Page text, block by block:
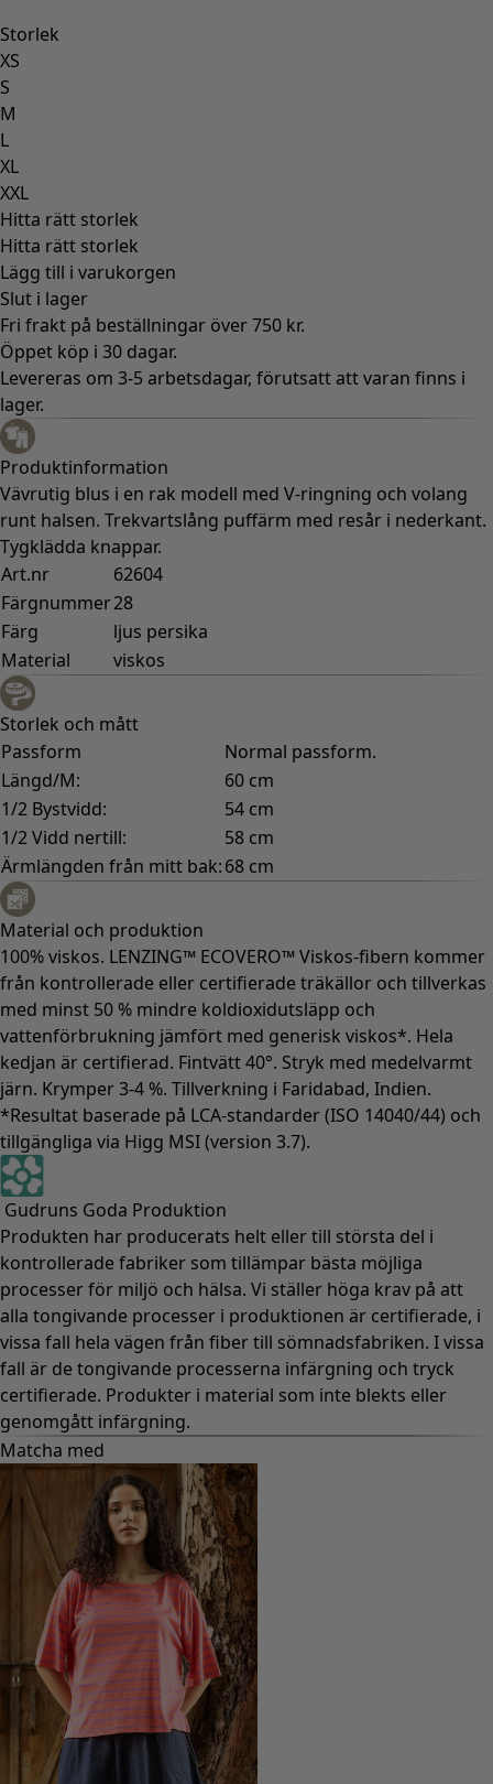
Storlek
XS
S
M
L
XL
XXL
Hitta rätt storlek
Hitta rätt storlek
Lägg till i varukorgen
Slut i lager
Fri frakt på beställningar över 750 kr.
Öppet köp i 30 dagar.
Levereras om 3-5 arbetsdagar, förutsatt att varan finns i
lager.
Produktinformation
Vävrutig blus i en rak modell med V-ringning och volang
runt halsen. Trekvartslång puffärm med resår i nederkant.
Tygklädda knappar.
Art.nr
62604
Färgnummer28
Färg
ljus persika
Material
viskos
Storlek och mått
Passform
Normal passform.
Längd/M:
60 cm
1/2 Bystvidd:
54 cm
1/2 Vidd nertill:
58 cm
Ärmlängden från mitt bak:68 cm
Material och produktion
100% viskos. LENZING™ ECOVERO™ Viskos-fibern kommer
från kontrollerade eller certifierade träkällor och tillverkas
med minst 50 % mindre koldioxidutsläpp och
vattenförbrukning jämfört med generisk viskos*. Hela
kedjan är certifierad. Fintvätt 40°. Stryk med medelvarmt
järn. Krymper 3-4 %. Tillverkning i Faridabad, Indien.
*Resultat baserade på LCA-standarder (ISO 14040/44) och
tillgängliga via Higg MSI (version 3.7).
Gudruns Goda Produktion
Produkten har producerats helt eller till största del i
kontrollerade fabriker som tillämpar bästa möjliga
processer för miljö och hälsa. Vi ställer höga krav på att
alla tongivande processer i produktionen är certifierade, i
vissa fall hela vägen från fiber till sömnadsfabriken. I vissa
fall är de tongivande processerna infärgning och tryck
certifierade. Produkter i material som inte blekts eller
genomgått infärgning.
Matcha med